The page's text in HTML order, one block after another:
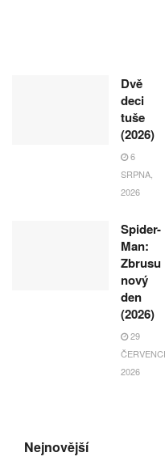
Dvě
deci
tuše
(2026)
6
SRPNA,
2026
Spider-
Man:
Zbrusu
nový
den
(2026)
29
2026
Nejnovější